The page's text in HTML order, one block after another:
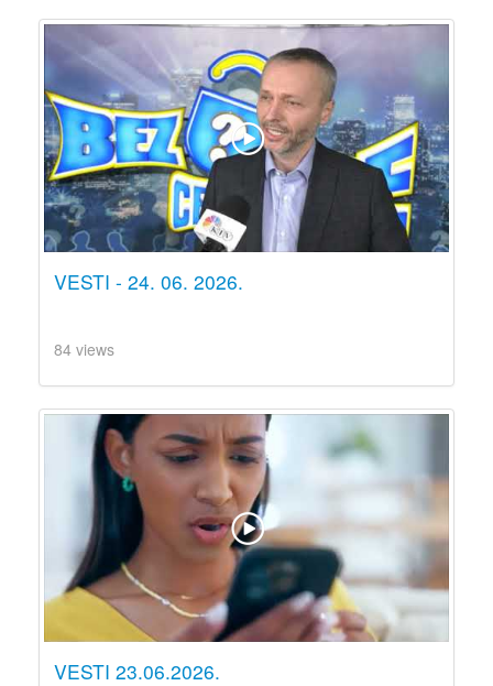
VESTI - 24. 06. 2026.
84 views
VESTI 23.06.2026.